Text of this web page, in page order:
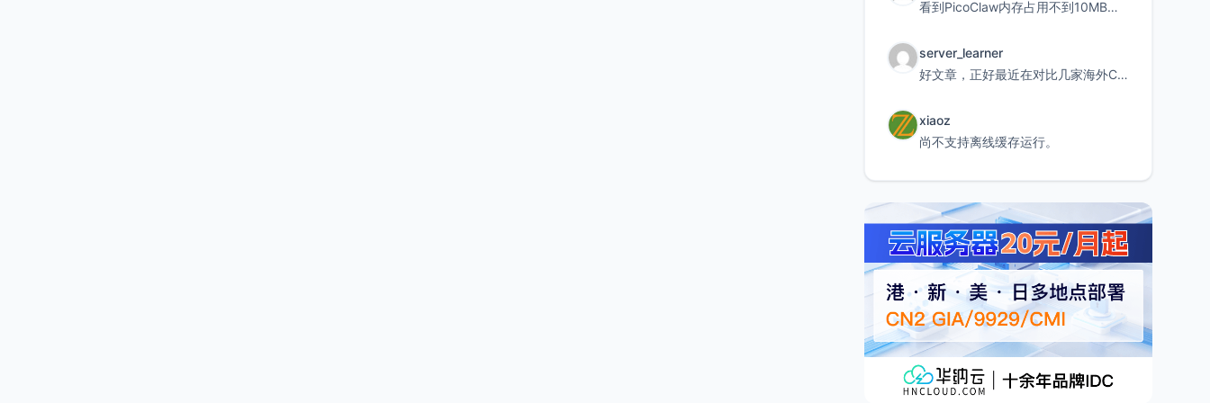
看到PicoClaw内存占用不到10MB这个数据真的很惊喜，确实很适合我这种想用旧设备折腾AI的小白
server_learner
好文章，正好最近在对比几家海外CDN。文中提到CF免费版不支持自定义回源端口和HOST这个痛点太真实
xiaoz
尚不支持离线缓存运行。